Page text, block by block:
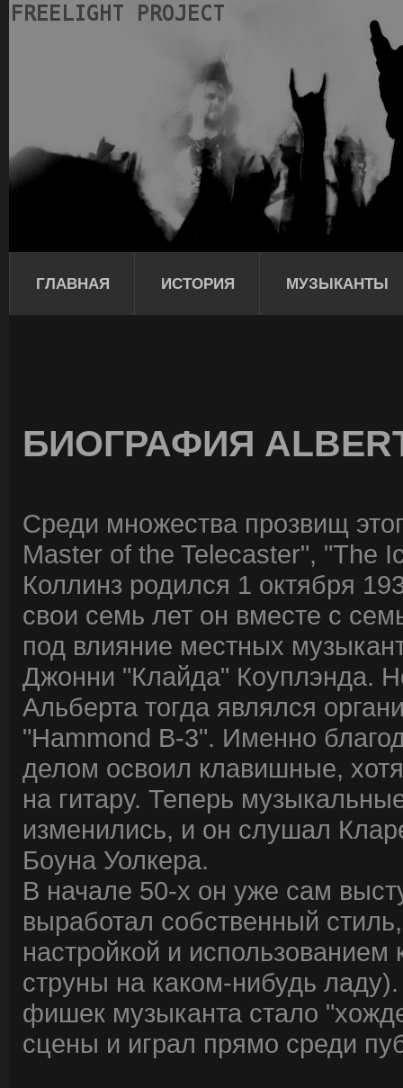
ГЛАВНАЯ ИСТОРИЯ МУЗЫКАНТЫ
БИОГРАФИЯ
Среди множества прозвищ
Master of the Telecaster", "The
Коллинз родился 1 октября
свои семь лет он вместе с
под влияние местных
Джонни "Клайда" Коуплэнда.
Альберта тогда являлся
"Hammond B-3". Именно
делом освоил клавишные,
на гитару. Теперь
изменились, и он слушал
Боуна Уолкера.
В начале 50-х он уже сам
выработал собственный
настройкой и
струны на каком-нибудь
фишек музыканта стало
сцены и играл прямо среди